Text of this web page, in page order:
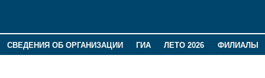
СВЕДЕНИЯ ОБ ОРГАНИЗАЦИИ ГИА ЛЕТО 2026
ФИЛИАЛЫ